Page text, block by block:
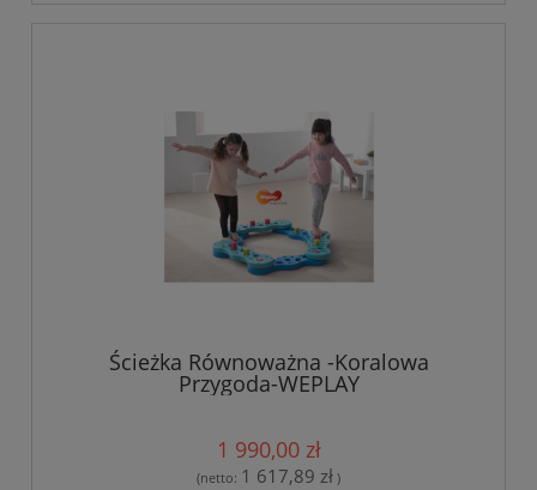
Ścieżka Równoważna -Koralowa
Przygoda-WEPLAY
1 990,00 zł
(netto: 1 617,89 zł )